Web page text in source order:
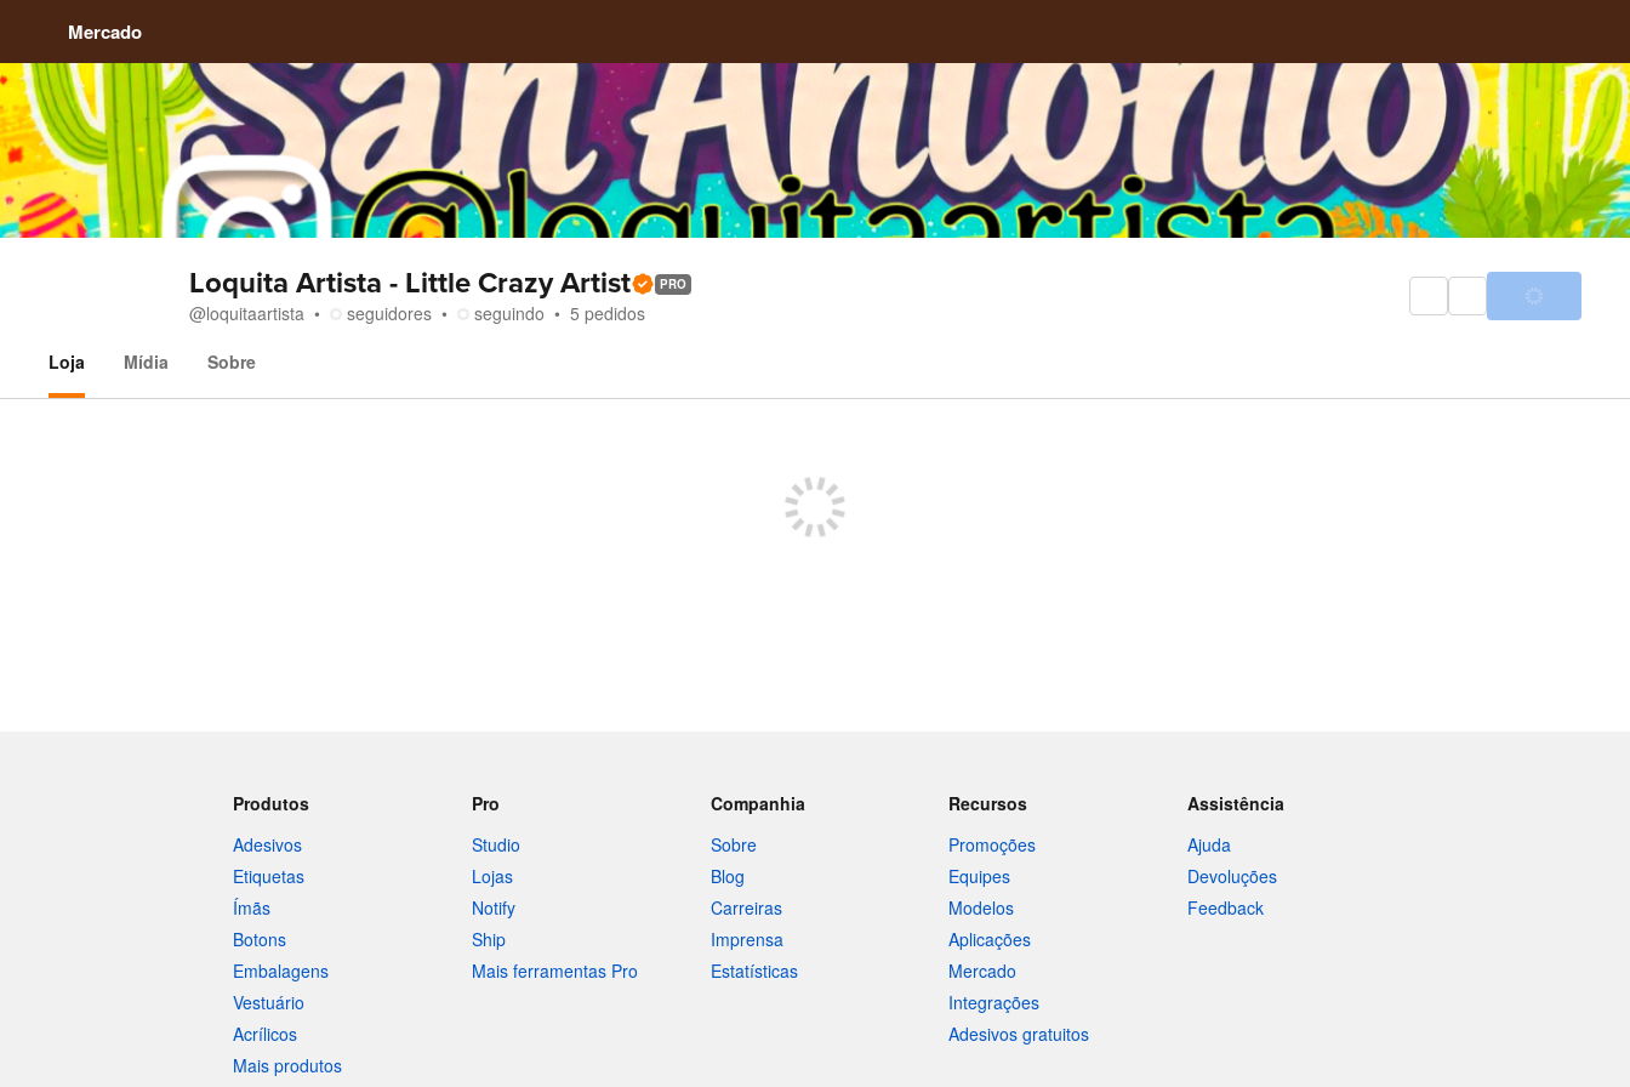
Mercado
Loquita Artista - Little Crazy Artist PRO
@loquitaartista seguidores seguindo 5 pedidos
Loja
Mídia Sobre
Produtos
Adesivos
Etiquetas
Ímãs
Botons
Embalagens
Vestuário
Acrílicos
Mais produtos
Pro
Studio
Lojas
Notify
Ship
Mais ferramentas Pro
Companhia
Sobre
Blog
Carreiras
Imprensa
Estatísticas
Recursos
Promoções
Equipes
Modelos
Aplicações
Mercado
Integrações
Adesivos gratuitos
Assistência
Ajuda
Devoluções
Feedback